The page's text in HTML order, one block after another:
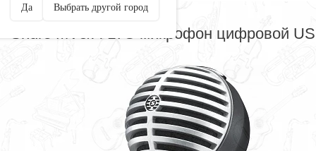
Да Выбрать другой город
МИКРОФОНЫ
Shure MV5/A-LTG микрофон цифровой